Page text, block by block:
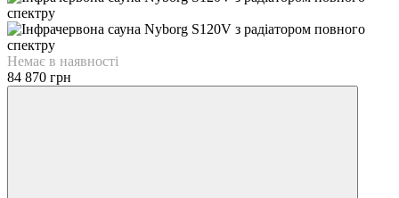
Немає в наявності
84 870 грн